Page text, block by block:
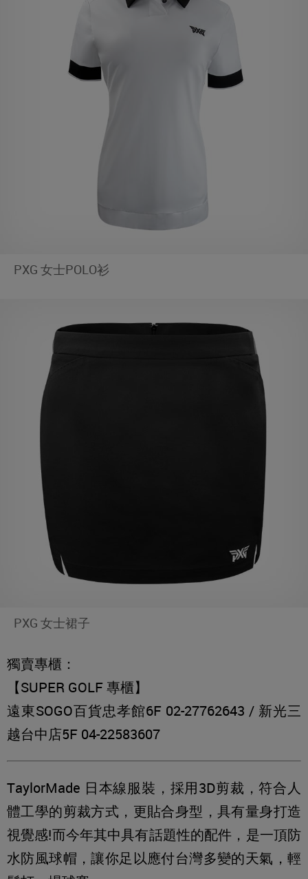
PXG 女士POLO衫
PXG 女士裙子
獨賣專櫃：
【SUPER GOLF 專櫃】
遠東SOGO百貨忠孝館6F 02-27762643 / 新光三
越台中店5F 04-22583607
TaylorMade 日本線服裝，採用3D剪裁，符合人
體工學的剪裁方式，更貼合身型，具有量身打造
視覺感!而今年其中具有話題性的配件，是一頂防
水防風球帽，讓你足以應付台灣多變的天氣，輕